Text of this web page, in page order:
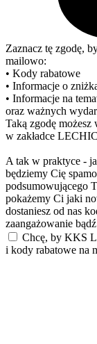
Zaznacz tę zgodę,
mailowo:
• Kody rabatowe
• Informacje o
• Informacje na
oraz ważnych
Taką zgodę
w zakładce
A tak w praktyce -
będziemy Cię
podsumowującego
pokażemy Ci jaki
dostaniesz od nas
zaangażowanie
Chcę, by KKS
i kody rabatowe na